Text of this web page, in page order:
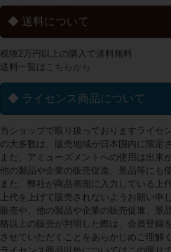
◆ 送料について
税抜2万円以上の購入で送料無料
送料一覧は こちらから
◆ ライセンス商品について
当ショップで取り扱っておりますライセ
の大多数は、販売地域が日本国内に限定
また、アミューズメントへの使用は出来
他の製品や企業の販売促進、景品等にも
また、弊社が商品画面に入力している上
上代を上げて販売されないようお願い
販売や、他の製品や企業の販売促進、景
格以上の販売が判明した際は、会員登録
させていただくことをあらかじめご理解